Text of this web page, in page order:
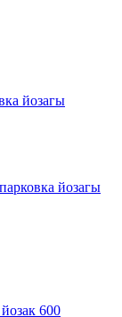
йозагы
йозагы